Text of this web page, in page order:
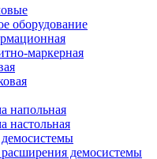
оборудование
маркерная
напольная
настольная
демосистемы